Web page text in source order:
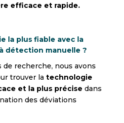
efficace et rapide.
la plus fiable avec la
détection manuelle ?
recherche, nous avons
trouver la technologie
et la plus précise dans
des déviations